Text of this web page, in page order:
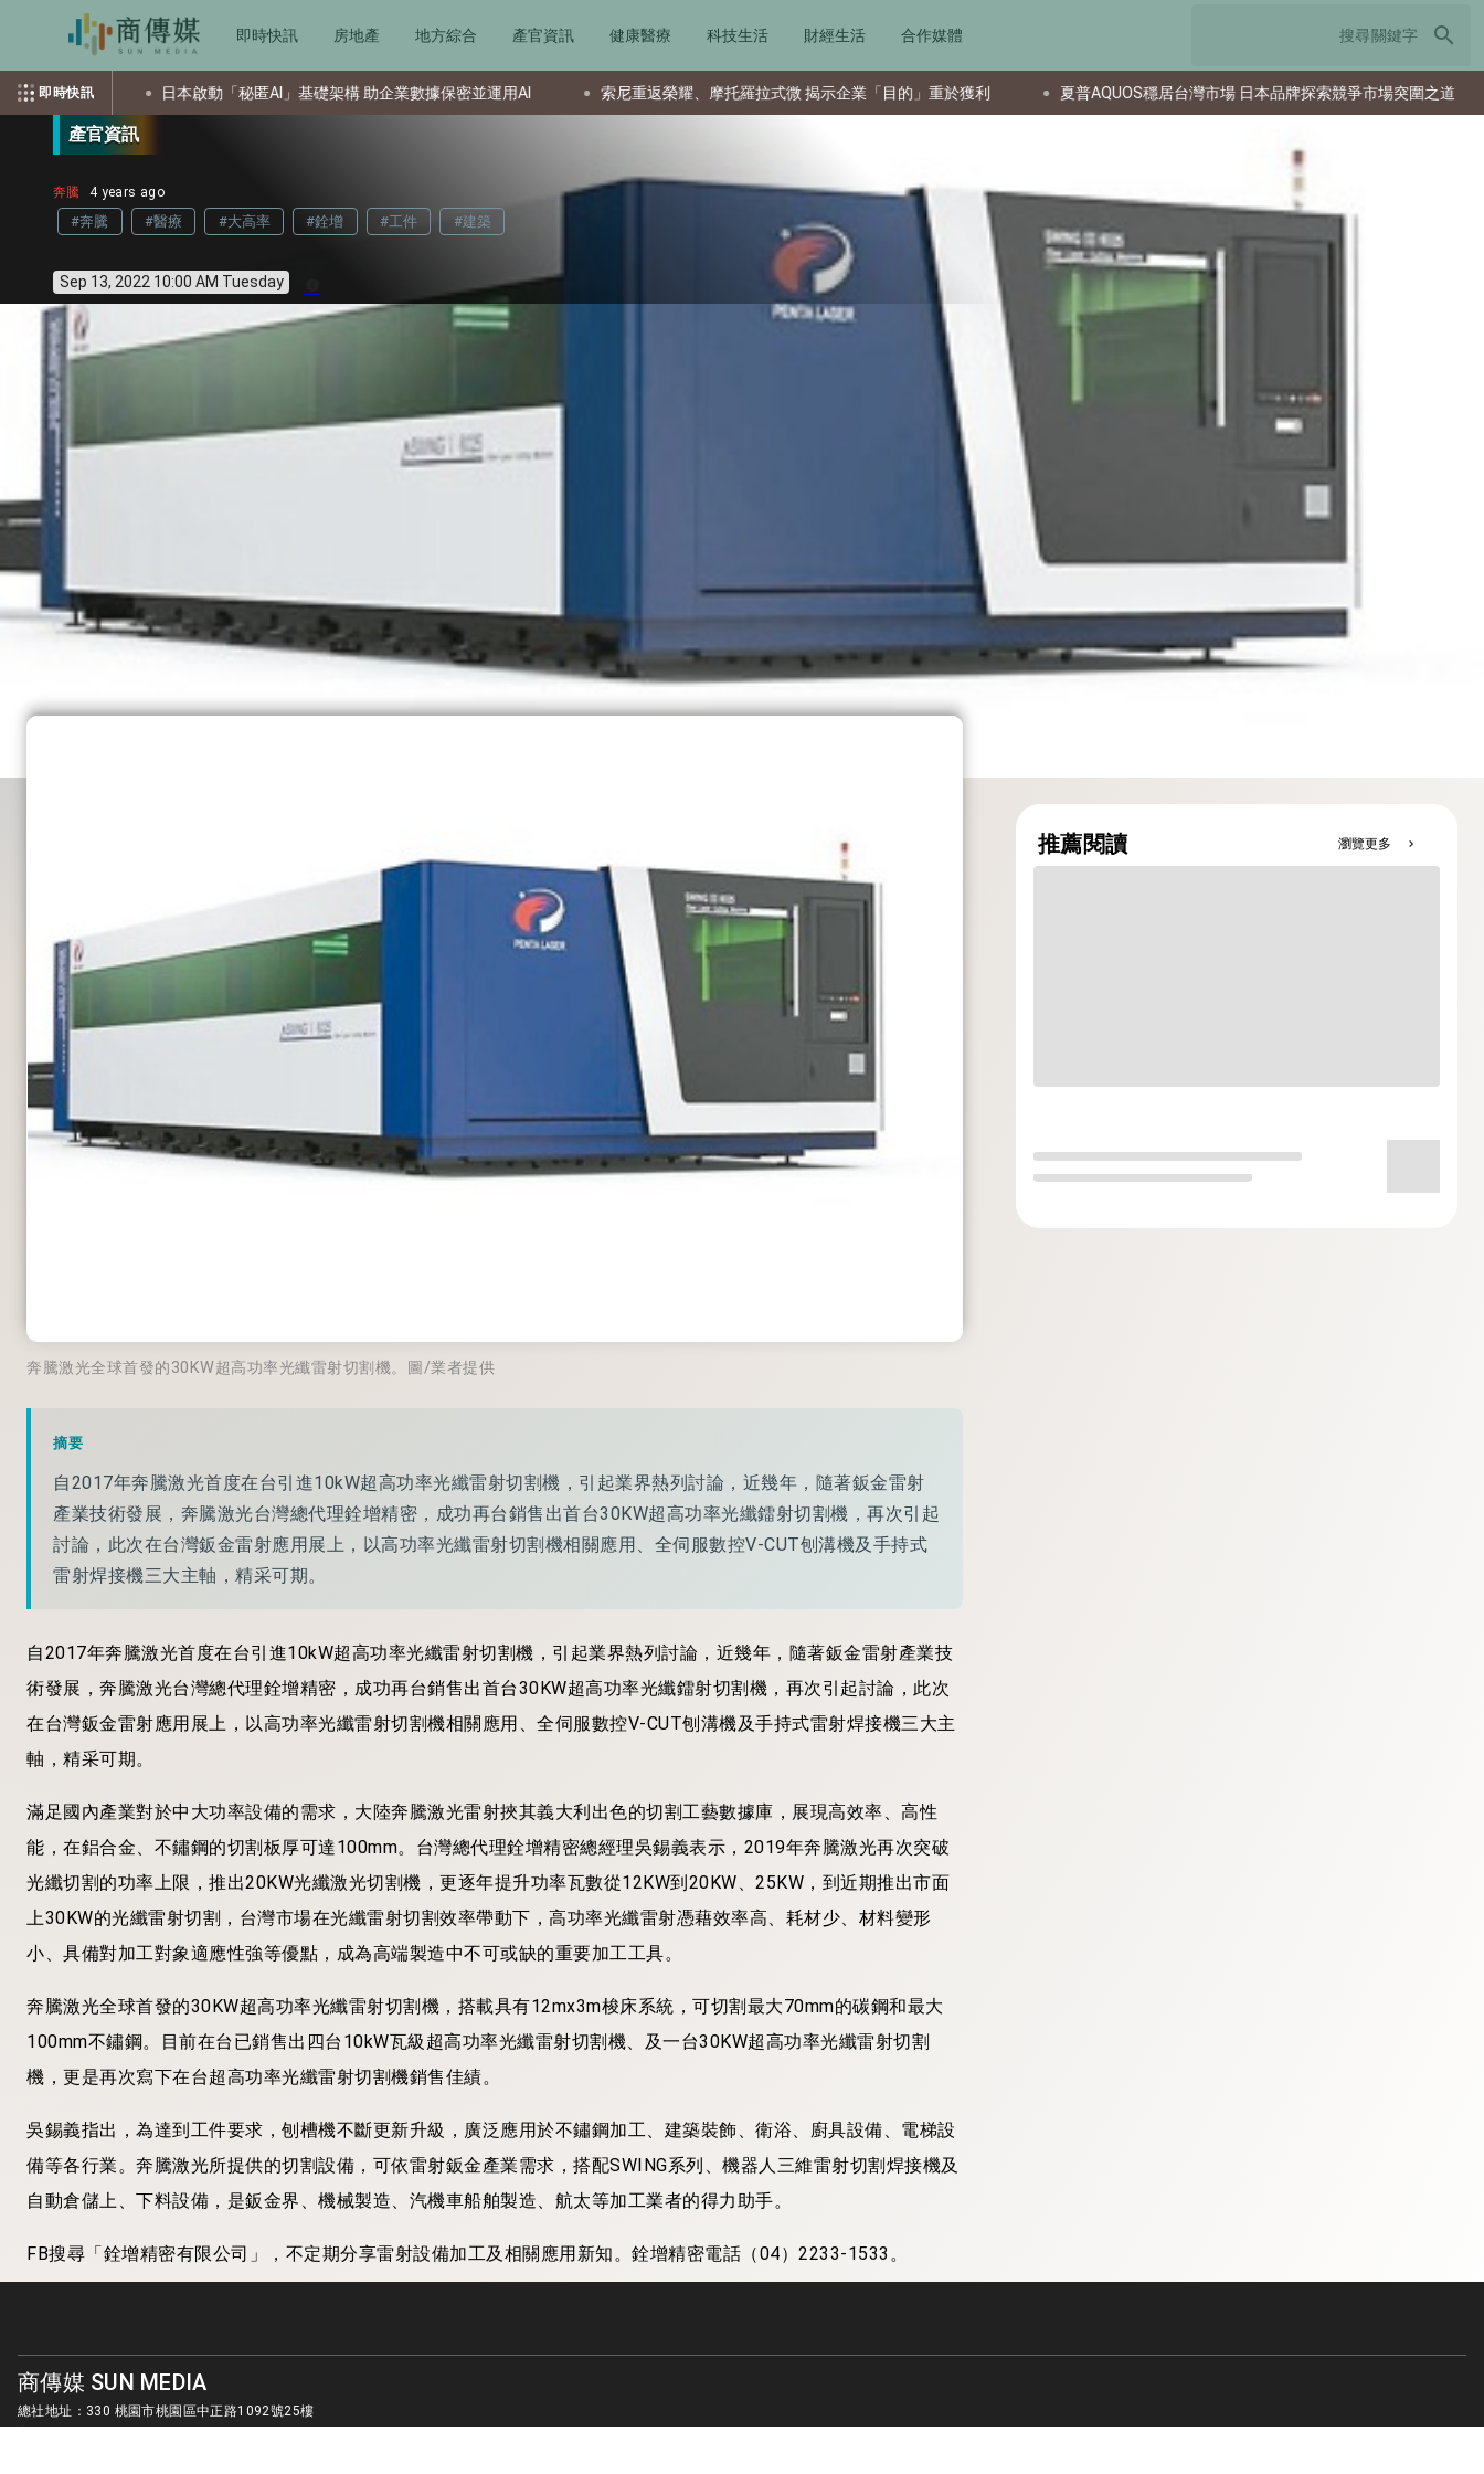
即時快訊 房地產 地方綜合 產官資訊 健康醫療 科技生活 財經生活 合作媒體 search
即時快訊日本啟動「秘匿AI」基礎架構 助企業數據保密並運用AI 索尼重返榮耀、摩托羅拉式微 揭示企業「目的」重於獲利 夏普AQUOS穩居台灣市場 日本品牌探索競爭市場突圍之道 南韓研
產官資訊
奔騰 4 years ago
#奔騰 #醫療 #大高率 #銓增 #工件 #建築
Sep 13, 2022 10:00 AM Tuesday
奔騰激光全球首發的30KW超高功率光纖雷射切割機。圖/業者提供
摘要
自2017年奔騰激光首度在台引進10kW超高功率光纖雷射切割機，引起業界熱列討論，近幾年，隨著鈑金雷射
產業技術發展，奔騰激光台灣總代理銓增精密，成功再台銷售出首台30KW超高功率光纖鐳射切割機，再次引起
討論，此次在台灣鈑金雷射應用展上，以高功率光纖雷射切割機相關應用、全伺服數控V-CUT刨溝機及手持式
雷射焊接機三大主軸，精采可期。
自2017年奔騰激光首度在台引進10kW超高功率光纖雷射切割機，引起業界熱列討論，近幾年，隨著鈑金雷射產業技
術發展，奔騰激光台灣總代理銓增精密，成功再台銷售出首台30KW超高功率光纖鐳射切割機，再次引起討論，此次
在台灣鈑金雷射應用展上，以高功率光纖雷射切割機相關應用、全伺服數控V-CUT刨溝機及手持式雷射焊接機三大主
軸，精采可期。
滿足國內產業對於中大功率設備的需求，大陸奔騰激光雷射挾其義大利出色的切割工藝數據庫，展現高效率、高性
能，在鋁合金、不鏽鋼的切割板厚可達100mm。台灣總代理銓增精密總經理吳錫義表示，2019年奔騰激光再次突破
光纖切割的功率上限，推出20KW光纖激光切割機，更逐年提升功率瓦數從12KW到20KW、25KW，到近期推出市面
上30KW的光纖雷射切割，台灣市場在光纖雷射切割效率帶動下，高功率光纖雷射憑藉效率高、耗材少、材料變形
小、具備對加工對象適應性強等優點，成為高端製造中不可或缺的重要加工工具。
奔騰激光全球首發的30KW超高功率光纖雷射切割機，搭載具有12mx3m梭床系統，可切割最大70mm的碳鋼和最大
100mm不鏽鋼。目前在台已銷售出四台10kW瓦級超高功率光纖雷射切割機、及一台30KW超高功率光纖雷射切割
機，更是再次寫下在台超高功率光纖雷射切割機銷售佳績。
吳錫義指出，為達到工件要求，刨槽機不斷更新升級，廣泛應用於不鏽鋼加工、建築裝飾、衛浴、廚具設備、電梯設
備等各行業。奔騰激光所提供的切割設備，可依雷射鈑金產業需求，搭配SWING系列、機器人三維雷射切割焊接機及
自動倉儲上、下料設備，是鈑金界、機械製造、汽機車船舶製造、航太等加工業者的得力助手。
FB搜尋「銓增精密有限公司」，不定期分享雷射設備加工及相關應用新知。銓增精密電話（04）2233-1533。
推薦閱讀 瀏覽更多 chevron_right
商傳媒 SUN MEDIA
總社地址：330 桃園市桃園區中正路1092號25樓